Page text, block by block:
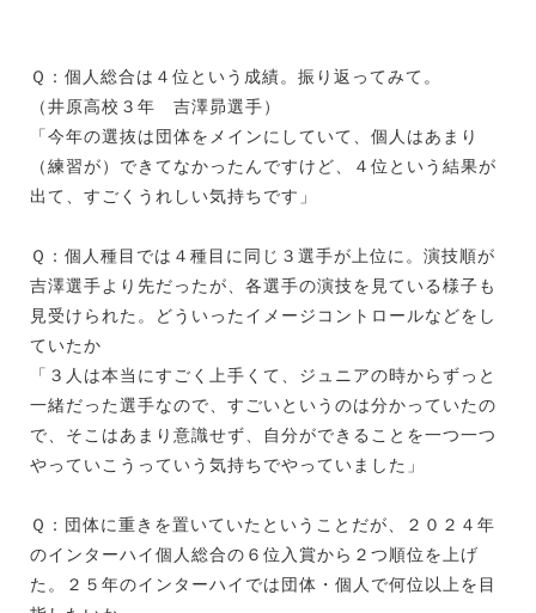
Ｑ：個人総合は４位という成績。振り返ってみて。
（井原高校３年 吉澤昴選手）
「今年の選抜は団体をメインにしていて、個人はあまり
（練習が）できてなかったんですけど、４位という結果が
出て、すごくうれしい気持ちです」
Ｑ：個人種目では４種目に同じ３選手が上位に。演技順が
吉澤選手より先だったが、各選手の演技を見ている様子も
見受けられた。どういったイメージコントロールなどをし
ていたか
「３人は本当にすごく上手くて、ジュニアの時からずっと
一緒だった選手なので、すごいというのは分かっていたの
で、そこはあまり意識せず、自分ができることを一つ一つ
やっていこうっていう気持ちでやっていました」
Ｑ：団体に重きを置いていたということだが、２０２４年
のインターハイ個人総合の６位入賞から２つ順位を上げ
た。２５年のインターハイでは団体・個人で何位以上を目